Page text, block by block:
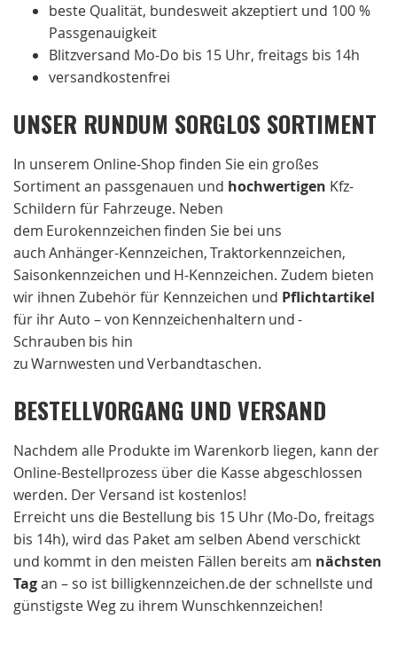
beste Qualität, bundesweit akzeptiert und 100 %
Passgenauigkeit
Blitzversand Mo-Do bis 15 Uhr, freitags bis 14h
versandkostenfrei
UNSER RUNDUM SORGLOS SORTIMENT
In unserem Online-Shop finden Sie ein großes
Sortiment an passgenauen und hochwertigen Kfz-
Schildern für Fahrzeuge. Neben
dem Eurokennzeichen finden Sie bei uns
auch Anhänger-Kennzeichen, Traktorkennzeichen,
Saisonkennzeichen und H-Kennzeichen. Zudem bieten
wir ihnen Zubehör für Kennzeichen und Pflichtartikel
für ihr Auto – von Kennzeichenhaltern und -
Schrauben bis hin
zu Warnwesten und Verbandtaschen.
BESTELLVORGANG UND VERSAND
Nachdem alle Produkte im Warenkorb liegen, kann der
Online-Bestellprozess über die Kasse abgeschlossen
werden. Der Versand ist kostenlos!
Erreicht uns die Bestellung bis 15 Uhr (Mo-Do, freitags
bis 14h), wird das Paket am selben Abend verschickt
und kommt in den meisten Fällen bereits am nächsten
Tagan – so ist billigkennzeichen.de der schnellste und
günstigste Weg zu ihrem Wunschkennzeichen!